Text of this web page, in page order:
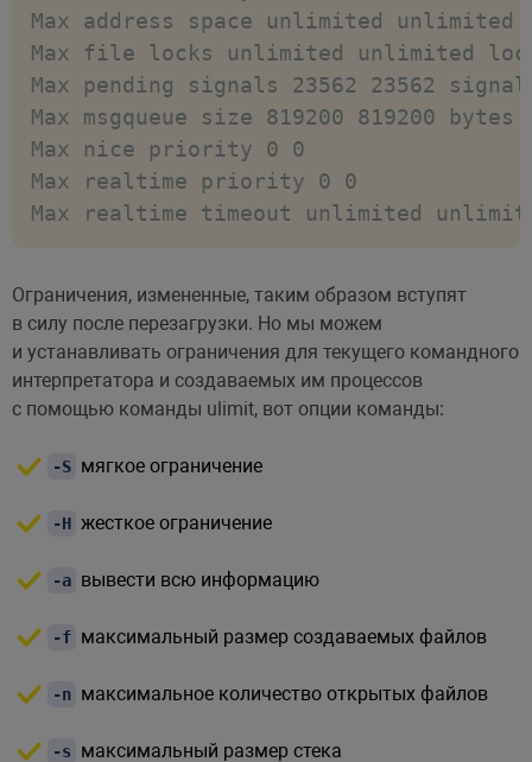
Max address space unlimited unlimited
Max file locks unlimited unlimited
Max pending signals 23562 23562
Max msgqueue size 819200 819200 bytes
Max nice priority 0 0
Max realtime priority 0 0
Max realtime timeout unlimited
Ограничения, измененные, таким образом вступят
в силу после перезагрузки. Но мы можем
и устанавливать ограничения для текущего командного
интерпретатора и создаваемых им процессов
с помощью команды ulimit, вот опции команды:
-S мягкое ограничение
-H жесткое ограничение
-a вывести всю информацию
-f максимальный размер создаваемых файлов
-n максимальное количество открытых файлов
-s максимальный размер стека